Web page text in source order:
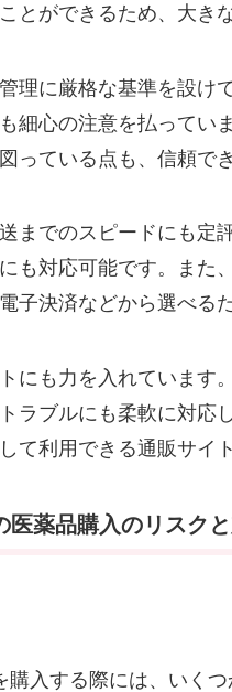
とができるため、大き
理に厳格な基準を設け
細心の注意を払ってい
っている点も、信頼で
までのスピードにも定
も対応可能です。また
子決済などから選べる
にも力を入れています
ラブルにも柔軟に対応
て利用できる通販サイト
医薬品購入のリスク
購入する際には、いく